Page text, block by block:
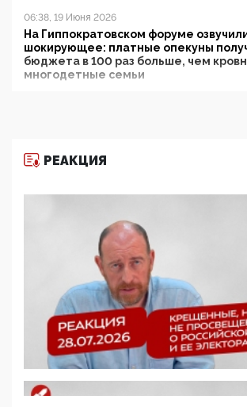
06:38, 19 Июня 2026
На Гиппократовском форуме
шокирующее: платные опекуны
бюджета в 100 раз больше, чем
многодетные семьи
11:53, 09 Июня 2026
деятельность ИИТО ЮНЕСКО в
цифроглобалисты продолжают
повестку в образовании
09:43, 01 Июня 2026
5G за счет здоровья граждан:
отобрать у регионов и
защищать жилые дома и
05:58, 26 Мая 2026
Роскомнадзор освободили от борца с
деструктивным и опасным контентом
07:39, 25 Мая 2026
РЕАКЦИЯ